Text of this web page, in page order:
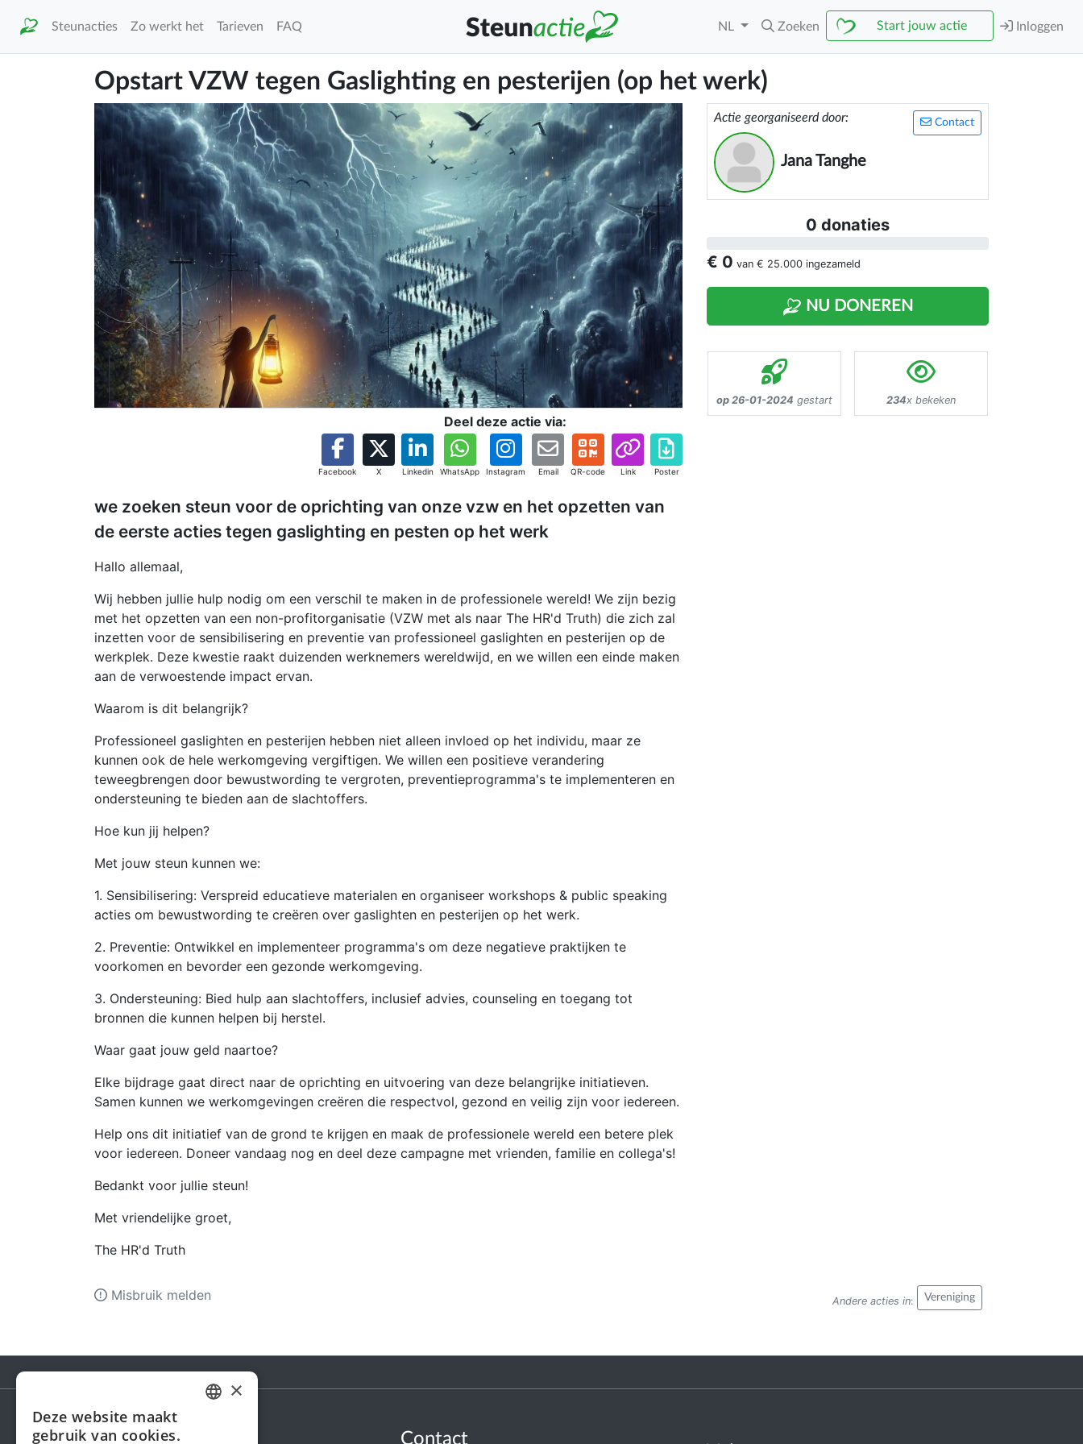
Steunacties Zo werkt het Tarieven FAQ NL Zoeken Start jouw actie Inloggen
Opstart VZW tegen Gaslighting en pesterijen (op het werk)
Deel deze actie via:
Facebook X Linkedin WhatsApp Instagram Email QR-code Link Poster
we zoeken steun voor de oprichting van onze vzw en het opzetten van
de eerste acties tegen gaslighting en pesten op het werk
Hallo allemaal,
Wij hebben jullie hulp nodig om een verschil te maken in de professionele wereld! We zijn bezig
met het opzetten van een non-profitorganisatie (VZW met als naar The HR'd Truth) die zich zal
inzetten voor de sensibilisering en preventie van professioneel gaslighten en pesterijen op de
werkplek. Deze kwestie raakt duizenden werknemers wereldwijd, en we willen een einde maken
aan de verwoestende impact ervan.
Waarom is dit belangrijk?
Professioneel gaslighten en pesterijen hebben niet alleen invloed op het individu, maar ze
kunnen ook de hele werkomgeving vergiftigen. We willen een positieve verandering
teweegbrengen door bewustwording te vergroten, preventieprogramma's te implementeren en
ondersteuning te bieden aan de slachtoffers.
Hoe kun jij helpen?
Met jouw steun kunnen we:
1. Sensibilisering: Verspreid educatieve materialen en organiseer workshops & public speaking
acties om bewustwording te creëren over gaslighten en pesterijen op het werk.
2. Preventie: Ontwikkel en implementeer programma's om deze negatieve praktijken te
voorkomen en bevorder een gezonde werkomgeving.
3. Ondersteuning: Bied hulp aan slachtoffers, inclusief advies, counseling en toegang tot
bronnen die kunnen helpen bij herstel.
Waar gaat jouw geld naartoe?
Elke bijdrage gaat direct naar de oprichting en uitvoering van deze belangrijke initiatieven.
Samen kunnen we werkomgevingen creëren die respectvol, gezond en veilig zijn voor iedereen.
Help ons dit initiatief van de grond te krijgen en maak de professionele wereld een betere plek
voor iedereen. Doneer vandaag nog en deel deze campagne met vrienden, familie en collega's!
Bedankt voor jullie steun!
Met vriendelijke groet,
The HR'd Truth
Contact
Actie georganiseerd door:
Jana Tanghe
0 donaties
€ 0 van € 25.000 ingezameld
NU DONEREN
op 26-01-2024 gestart 234x bekeken
Andere acties in: Vereniging
Misbruik melden
Steunactie Contact
×
Deze website maakt
gebruik van cookies.